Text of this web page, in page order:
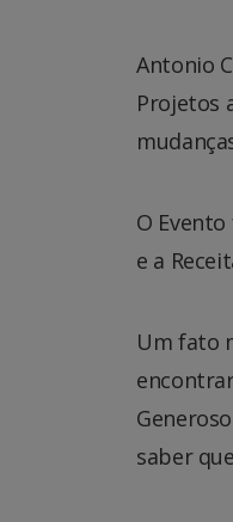
Antonio
Projetos
O
e a
Um fato
saber